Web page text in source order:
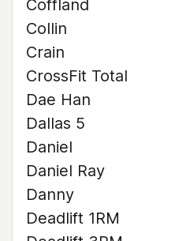
Coffland
Collin
Crain
CrossFit Total
Dae Han
Dallas 5
Daniel
Daniel Ray
Danny
Deadlift 1RM